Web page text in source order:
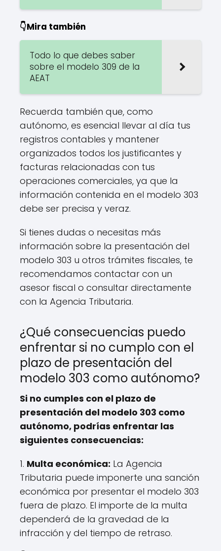
👇Mira también
Todo lo que debes saber
sobre el modelo 309 de la
AEAT
Recuerda también que, como
autónomo, es esencial llevar al día tus
registros contables y mantener
organizados todos los justificantes y
facturas relacionadas con tus
operaciones comerciales, ya que la
información contenida en el modelo 303
debe ser precisa y veraz.
Si tienes dudas o necesitas más
información sobre la presentación del
modelo 303 u otros trámites fiscales, te
recomendamos contactar con un
asesor fiscal o consultar directamente
con la Agencia Tributaria.
¿Qué consecuencias puedo
enfrentar si no cumplo con el
plazo de presentación del
modelo 303 como autónomo?
Si no cumples con el plazo de
presentación del modelo 303 como
autónomo, podrías enfrentar las
siguientes consecuencias:
1. Multa económica: La Agencia
Tributaria puede imponerte una sanción
económica por presentar el modelo 303
fuera de plazo. El importe de la multa
dependerá de la gravedad de la
infracción y del tiempo de retraso.